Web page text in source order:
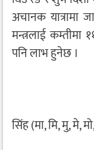
अचानक
मन्त्रलाई कम्तीमा
पनि लाभ हुनेछ ।
सिंह (मा, मि, मु, मे,